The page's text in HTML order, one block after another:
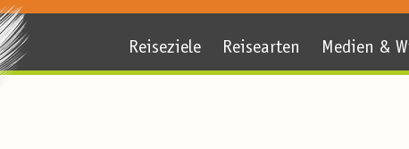
Reiseziele Reisearten Medien &